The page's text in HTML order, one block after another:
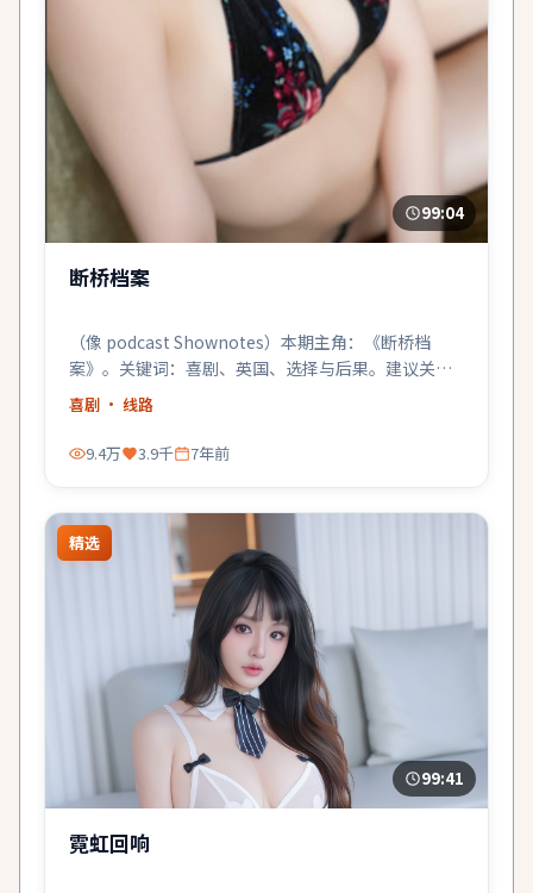
99:04
断桥档案
（像 podcast Shownotes）本期主角：《断桥档
案》。关键词：喜剧、英国、选择与后果。建议关灯
戴耳机。
喜剧 · 线路
9.4万 3.9千 7年前
精选
99:41
霓虹回响